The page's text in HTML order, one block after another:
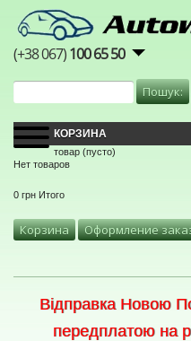
(+38 067)100 65 50
КОРЗИНА
товар (пусто)
Нет товаров
0 грн Итого
Корзина Оформление
Відправка Новою
передплатою на